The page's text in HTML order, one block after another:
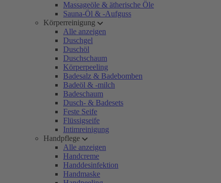
Massageöle & ätherische Öle
Sauna-Öl & -Aufguss
Körperreinigung
Alle anzeigen
Duschgel
Duschöl
Duschschaum
Körperpeeling
Badesalz & Badebomben
Badeöl & -milch
Badeschaum
Dusch- & Badesets
Feste Seife
Flüssigseife
Intimreinigung
Handpflege
Alle anzeigen
Handcreme
Handdesinfektion
Handmaske